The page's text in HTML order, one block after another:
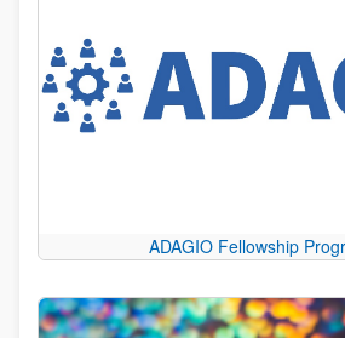
ADAGIO Fellowship